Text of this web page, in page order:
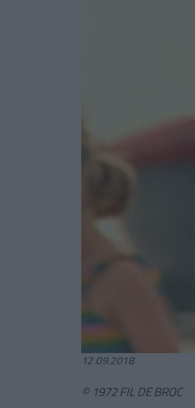
12.09.2018
© 1972 FIL DE BROC